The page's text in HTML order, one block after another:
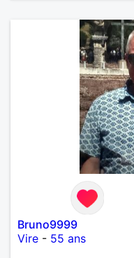
Bruno9999
Vire - 55 ans